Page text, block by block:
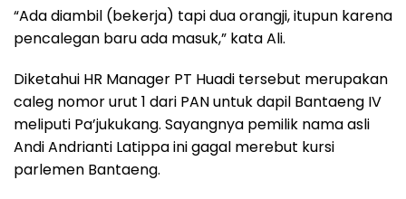
“Ada diambil (bekerja) tapi dua orangji, itupun karena
pencalegan baru ada masuk,” kata Ali.
Diketahui HR Manager PT Huadi tersebut merupakan
caleg nomor urut 1 dari PAN untuk dapil Bantaeng IV
meliputi Pa’jukukang. Sayangnya pemilik nama asli
Andi Andrianti Latippa ini gagal merebut kursi
parlemen Bantaeng.